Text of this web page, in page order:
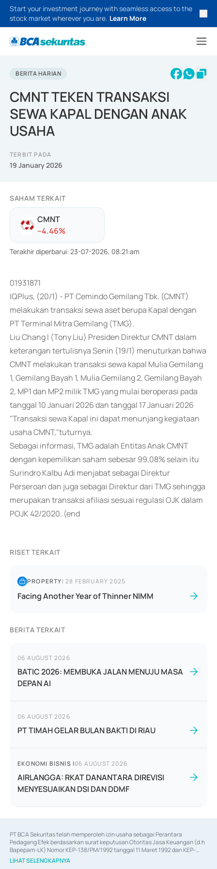
Start your investment journey with seamless access to the
stock market wherever you are. Learn More
BERITA HARIAN
CMNT TEKEN TRANSAKSI
SEWA KAPAL DENGAN ANAK
USAHA
TERBIT PADA
19 January 2026
SAHAM TERKAIT
CMNT
--4.46%
Terakhir diperbarui: 23-07-2026, 08:21:am
01931871
IQPlus, (20/1) - PT Cemindo Gemilang Tbk. (CMNT)
melakukan transaksi sewa aset berupa Kapal dengan
PT Terminal Mitra Gemilang (TMG).
Liu Chang I (Tony Liu) Presiden Direktur CMNT dalam
keterangan tertulisnya Senin (19/1) menuturkan bahwa
CMNT melakukan transaksi sewa kapal Mulia Gemilang
1, Gemilang Bayah 1, Mulia Gemilang 2, Gemilang Bayah
2, MP1 dan MP2 milik TMG yang mulai beroperasi pada
tanggal 10 Januari 2026 dan tanggal 17 Januari 2026
"Transaksi sewa Kapal ini dapat menunjang kegiataan
usaha CMNT,"tuturnya.
Sebagai informasi, TMG adalah Entitas Anak CMNT
dengan kepemilikan saham sebesar 99,08% selain itu
Surindro Kalbu Adi menjabat sebagai Direktur
Perseroan dan juga sebagai Direktur dari TMG sehingga
merupakan transaksi afiliasi sesuai regulasi OJK dalam
POJK 42/2020. (end
RISET TERKAIT
PROPERTY|28 FEBRUARY 2025
Facing Another Year of Thinner NIMM
BERITA TERKAIT
06 AUGUST 2026
BATIC 2026: MEMBUKA JALAN MENUJU MASA
DEPAN AI
06 AUGUST 2026
PT TIMAH GELAR BULAN BAKTI DI RIAU
EKONOMI BISNIS |06 AUGUST 2026
AIRLANGGA: RKAT DANANTARA DIREVISI
MENYESUAIKAN DSI DAN DDMF
PT BCA Sekuritas telah memperoleh izin usaha sebagai Perantara
Pedagang Efek berdasarkan surat keputusan Otoritas Jasa Keuangan (d.h
Bapepam-LK) Nomor KEP-138/PM/1992 tanggal 11 Maret 1992 dan KEP-
06/D.04/2014 tanggal 28 Februari 2014, izin usaha sebagai Penjamin Emisi
Efek berdasarkan surat keputusan Otoritas Jasa Keuangan Nomor KEP-
LIHAT SELENGKAPNYA